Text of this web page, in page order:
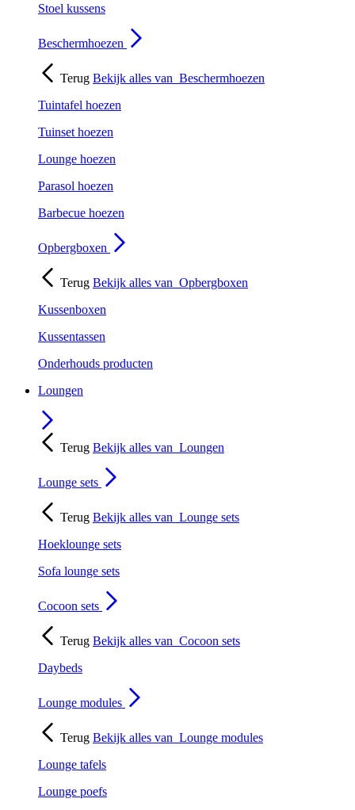
Stoel kussens
Beschermhoezen
Terug Bekijk alles van Beschermhoezen
Tuintafel hoezen
Tuinset hoezen
Lounge hoezen
Parasol hoezen
Barbecue hoezen
Opbergboxen
Terug Bekijk alles van Opbergboxen
Kussenboxen
Kussentassen
Onderhouds producten
Loungen
Terug Bekijk alles van Loungen
Lounge sets
Terug Bekijk alles van Lounge sets
Hoeklounge sets
Sofa lounge sets
Cocoon sets
Terug Bekijk alles van Cocoon sets
Daybeds
Lounge modules
Terug Bekijk alles van Lounge modules
Lounge tafels
Lounge poefs